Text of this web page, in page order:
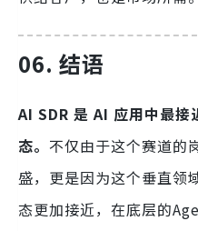
06. 结语
AI SDR 是 AI 应用中最
态。 不仅由于这个赛道的
盛，更是因为这个垂直领
态更加接近，在底层的